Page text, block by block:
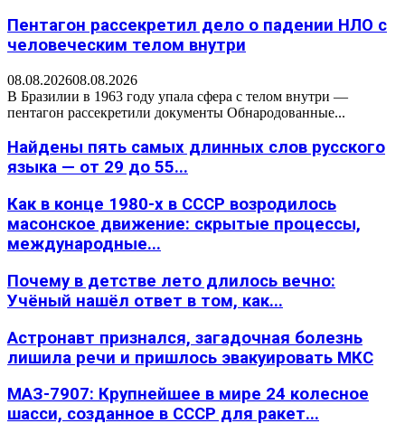
Пентагон рассекретил дело о падении НЛО с
человеческим телом внутри
08.08.202608.08.2026
В Бразилии в 1963 году упала сфера с телом внутри —
пентагон рассекретили документы Обнародованные...
Найдены пять самых длинных слов русского
языка — от 29 до 55...
Как в конце 1980-х в СССР возродилось
масонское движение: скрытые процессы,
международные...
Почему в детстве лето длилось вечно:
Учёный нашёл ответ в том, как...
Астронавт признался, загадочная болезнь
лишила речи и пришлось эвакуировать МКС
МАЗ-7907: Крупнейшее в мире 24 колесное
шасси, созданное в СССР для ракет...